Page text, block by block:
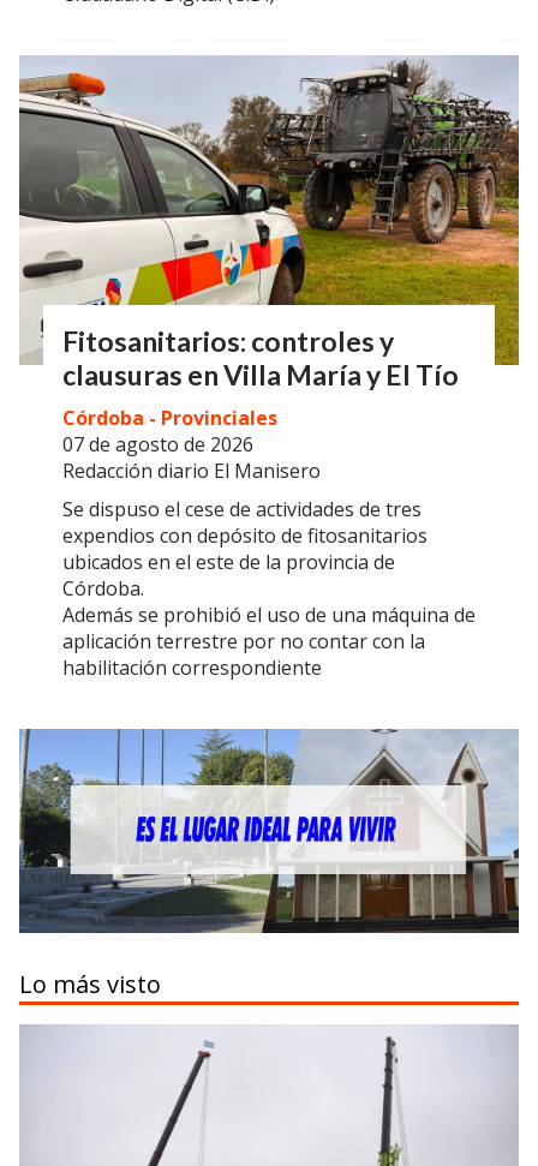
Fitosanitarios: controles y
clausuras en Villa María y El Tío
Redacción diario El Manisero
Córdoba - Provinciales
07 de agosto de 2026
Se dispuso el cese de actividades de tres
expendios con depósito de fitosanitarios
ubicados en el este de la provincia de
Córdoba.
Además se prohibió el uso de una máquina de
aplicación terrestre por no contar con la
habilitación correspondiente
Lo más visto